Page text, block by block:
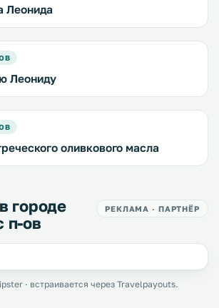
Леонида
Леониду
оливкового масла
городе
п-ов
РЕКЛАМА · ПАРТНЁР
· встраивается через Travelpayouts.